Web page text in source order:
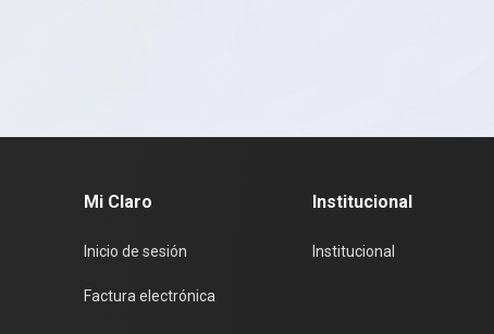
Mi Claro
Inicio de sesión
Factura electrónica
Institucional
Institucional